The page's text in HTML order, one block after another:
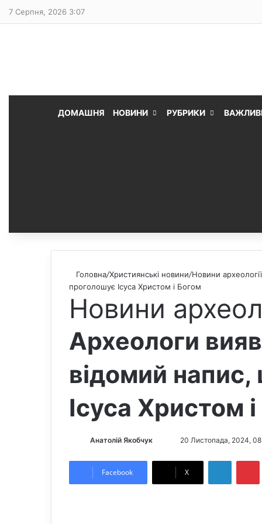
7 Серпня, 2026 3:07
ДОМАШНЯ НОВИНИ РУБРИКИ
Головна/Християнські новини/Новини археології
проголошує Ісуса Христом і Богом
Новини
Археологи
відомий
Ісуса Христом
Анатолій Якобчук
l d
20 Листопада, 2024,
Facebook X